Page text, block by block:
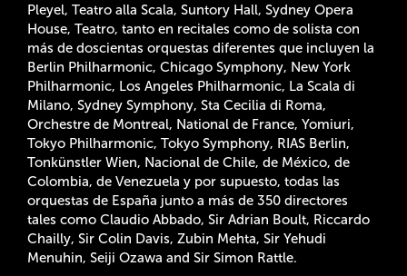
Pleyel, Teatro alla Scala, Suntory Hall, Sydney Opera
House, Teatro, tanto en recitales como de solista con
más de doscientas orquestas diferentes que incluyen la
Berlin Philharmonic, Chicago Symphony, New York
Philharmonic, Los Angeles Philharmonic, La Scala di
Milano, Sydney Symphony, Sta Cecilia di Roma,
Orchestre de Montreal, National de France, Yomiuri,
Tokyo Philharmonic, Tokyo Symphony, RIAS Berlin,
Tonkünstler Wien, Nacional de Chile, de México, de
Colombia, de Venezuela y por supuesto, todas las
orquestas de España junto a más de 350 directores
tales como Claudio Abbado, Sir Adrian Boult, Riccardo
Chailly, Sir Colin Davis, Zubin Mehta, Sir Yehudi
Menuhin, Seiji Ozawa and Sir Simon Rattle.